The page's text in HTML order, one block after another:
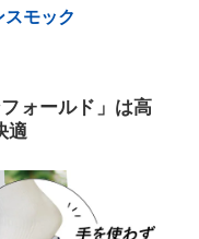
モック
ォールド」は高
適